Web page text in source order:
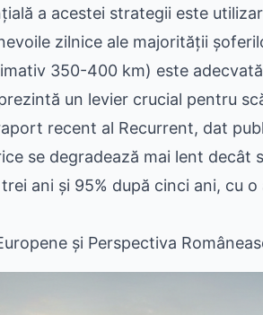
a acestei strategii este
zilnice ale majorității
350-400 km) este
un levier crucial pentru
recent al Recurrent, dat
se degradează mai lent decât
ani și 95% după cinci ani, cu
și Perspectiva